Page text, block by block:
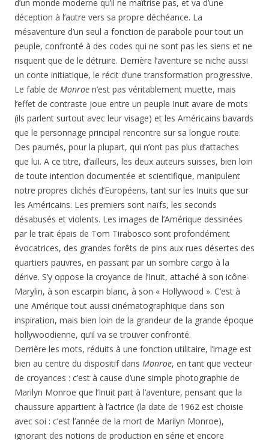
d’un monde moderne qu’il ne maîtrise pas, et va d’une
déception à l’autre vers sa propre déchéance. La
mésaventure d’un seul a fonction de parabole pour tout un
peuple, confronté à des codes qui ne sont pas les siens et ne
risquent que de le détruire. Derrière l’aventure se niche aussi
un conte initiatique, le récit d’une transformation progressive.
Le fable de Monroe n’est pas véritablement muette, mais
l’effet de contraste joue entre un peuple Inuit avare de mots
(ils parlent surtout avec leur visage) et les Américains bavards
que le personnage principal rencontre sur sa longue route.
Des paumés, pour la plupart, qui n’ont pas plus d’attaches
que lui. A ce titre, d’ailleurs, les deux auteurs suisses, bien loin
de toute intention documentée et scientifique, manipulent
notre propres clichés d’Européens, tant sur les Inuits que sur
les Américains. Les premiers sont naïfs, les seconds
désabusés et violents. Les images de l’Amérique dessinées
par le trait épais de Tom Tirabosco sont profondément
évocatrices, des grandes forêts de pins aux rues désertes des
quartiers pauvres, en passant par un sombre cargo à la
dérive. S’y oppose la croyance de l’Inuit, attaché à son icône-
Marylin, à son escarpin blanc, à son « Hollywood ». C’est à
une Amérique tout aussi cinématographique dans son
inspiration, mais bien loin de la grandeur de la grande époque
hollywoodienne, qu’il va se trouver confronté.
Derrière les mots, réduits à une fonction utilitaire, l’image est
bien au centre du dispositif dans Monroe, en tant que vecteur
de croyances : c’est à cause d’une simple photographie de
Marilyn Monroe que l’Inuit part à l’aventure, pensant que la
chaussure appartient à l’actrice (la date de 1962 est choisie
avec soi : c’est l’année de la mort de Marilyn Monroe),
ignorant des notions de production en série et encore